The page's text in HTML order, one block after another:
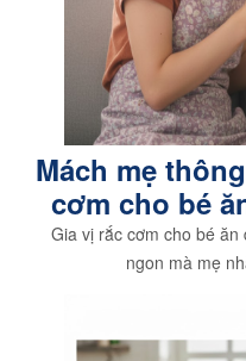
Mách mẹ
cơm cho bé
Gia vị rắc cơm cho bé ăn
ngon mà mẹ